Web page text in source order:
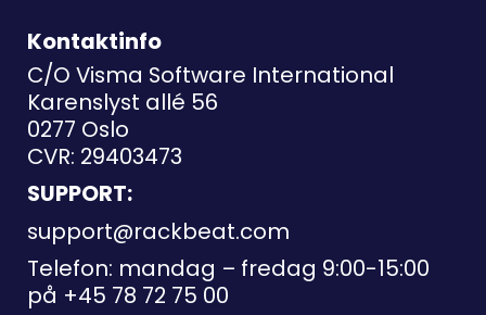
Kontaktinfo
C/O Visma Software International
Karenslyst allé 56
0277 Oslo
CVR: 29403473
SUPPORT:
support@rackbeat.com
Telefon: mandag – fredag 9:00-15:00
på +45 78 72 75 00